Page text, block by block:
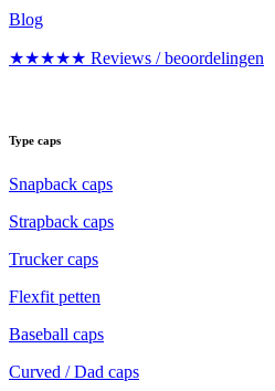
Blog
★★★★★ Reviews / beoordelingen
Type caps
Snapback caps
Strapback caps
Trucker caps
Flexfit petten
Baseball caps
Curved / Dad caps